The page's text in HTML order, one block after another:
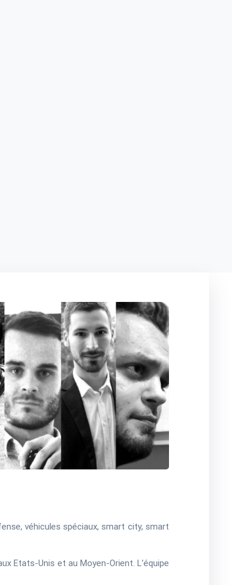
véhicules spéciaux, smart city, smart
Etats-Unis et au Moyen-Orient. L’équipe